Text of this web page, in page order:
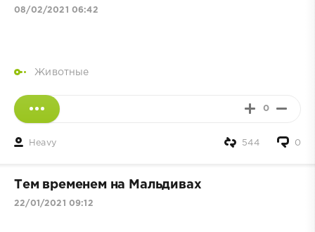
08/02/2021 06:42
Животные
0
Heavy 0
544
Тем временем на Мальдивах
22/01/2021 09:12